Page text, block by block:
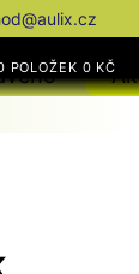
POLOŽEK 0 KČ